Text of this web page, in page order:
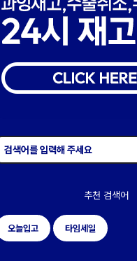
추천 검색어
오늘입고 타임세일